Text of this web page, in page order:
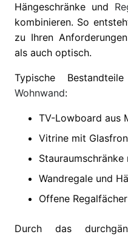
Hängeschränke und
kombinieren. So
zu Ihren
als auch optisch.
Typische
Wohnwand:
TV-Lowboard aus
Vitrine mit
Wandregale und
Offene
Durch das